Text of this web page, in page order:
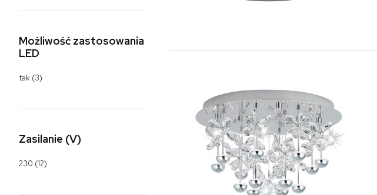
Możliwość zastosowania
LED
tak (3)
Zasilanie (V)
230 (12)